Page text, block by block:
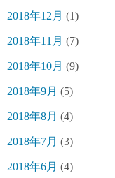
2018年12月 (1)
2018年11月 (7)
2018年10月 (9)
2018年9月 (5)
2018年8月 (4)
2018年7月 (3)
2018年6月 (4)